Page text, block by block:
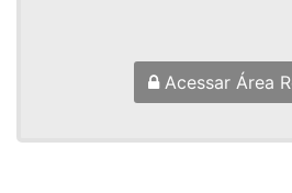
Acessar Área